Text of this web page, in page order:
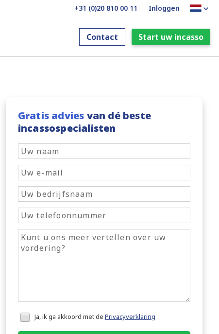
+31 (0)20 810 00 11 Inloggen
Contact Start uw incasso
Gratis advies van dé beste
incassospecialisten
Honeypot
data
Ja, ik ga akkoord met de Privacyverklaring